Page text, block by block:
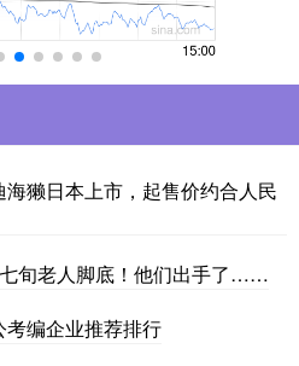
獭日本上市，起售价约合人民
旬老人脚底！他们出手了……
编企业推荐排行